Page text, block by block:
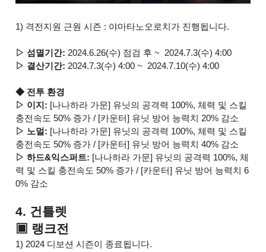
1) 격전지원 근원 시즌 : 야마타노오로치가 진행됩니다.
▷ 섬멸기간: 2024.6.26(수) 점검 후 ~ 2024.7.3(수) 4:00
▷ 결산기간: 2024.7.3(수) 4:00 ~ 2024.7.10(수) 4:00
◆ 전투 환경
▷ 이지: [나나하라 가문] 유닛의 공격력 100%, 체력 및 스킬
충전속도 50% 증가 / [카운터] 유닛 방어 능력치 20% 감소
▷ 노멀: [나나하라 가문] 유닛의 공격력 100%, 체력 및 스킬
충전속도 50% 증가 / [카운터] 유닛 방어 능력치 40% 감소
▷ 하드&익스퍼트: [나나하라 가문] 유닛의 공격력 100%, 체
력 및 스킬 충전속도 50% 증가 / [카운터] 유닛 방어 능력치 6
0% 감소
4. 건틀렛
▣ 랭크전
1) 2024 디보션 시즌이 종료됩니다.